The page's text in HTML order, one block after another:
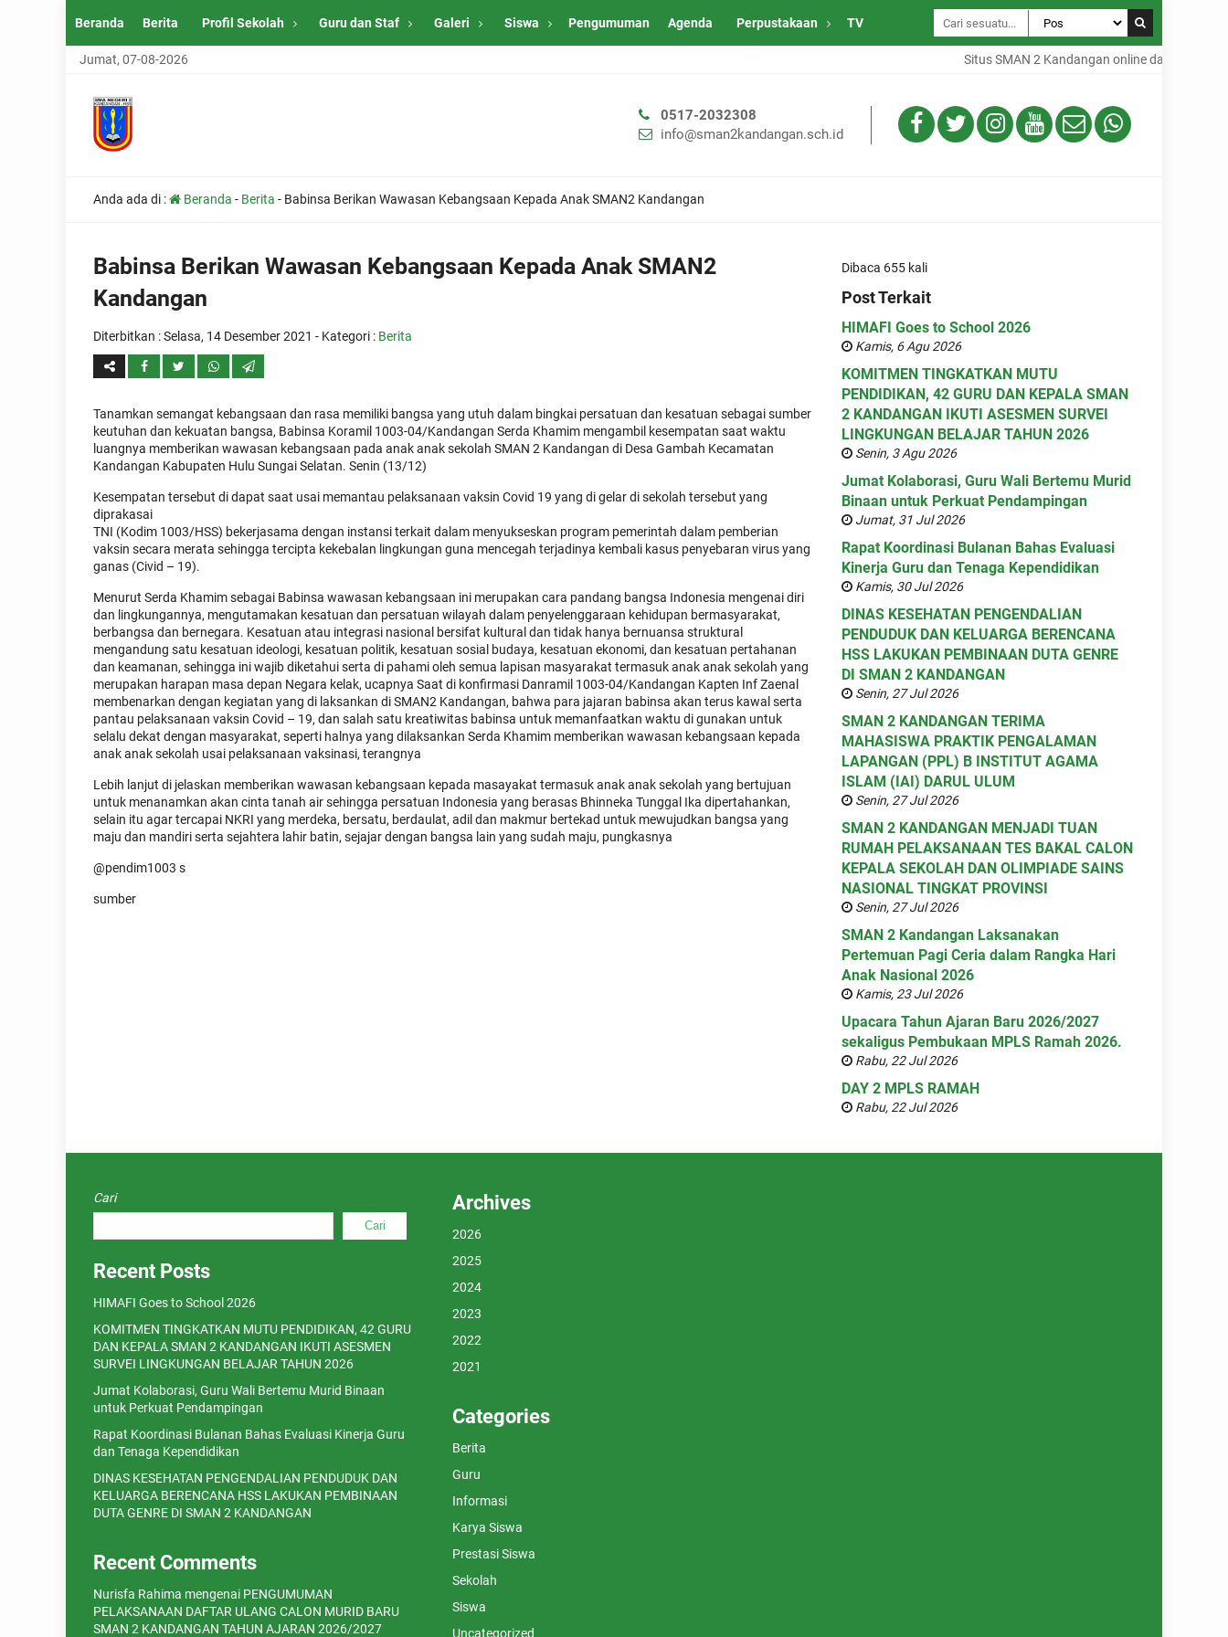
Beranda Berita Profil Sekolah Guru dan Staf Galeri Siswa Pengumuman Agenda Perpustakaan TV
Jumat, 07-08-2026 Situs SMAN 2 Kandangan online dari Desa
0517-2032308
info@sman2kandangan.sch.id
Anda ada di : Beranda - Berita - Babinsa Berikan Wawasan Kebangsaan Kepada Anak SMAN2 Kandangan
Babinsa Berikan Wawasan Kebangsaan Kepada Anak SMAN2
Kandangan
Diterbitkan :Selasa, 14 Desember 2021 - Kategori : Berita
Tanamkan semangat kebangsaan dan rasa memiliki bangsa yang utuh dalam bingkai persatuan dan kesatuan sebagai sumber
keutuhan dan kekuatan bangsa, Babinsa Koramil 1003-04/Kandangan Serda Khamim mengambil kesempatan saat waktu
luangnya memberikan wawasan kebangsaan pada anak anak sekolah SMAN 2 Kandangan di Desa Gambah Kecamatan
Kandangan Kabupaten Hulu Sungai Selatan. Senin (13/12)
Kesempatan tersebut di dapat saat usai memantau pelaksanaan vaksin Covid 19 yang di gelar di sekolah tersebut yang
diprakasai
TNI (Kodim 1003/HSS) bekerjasama dengan instansi terkait dalam menyukseskan program pemerintah dalam pemberian
vaksin secara merata sehingga tercipta kekebalan lingkungan guna mencegah terjadinya kembali kasus penyebaran virus yang
ganas (Civid – 19).
Menurut Serda Khamim sebagai Babinsa wawasan kebangsaan ini merupakan cara pandang bangsa Indonesia mengenai diri
dan lingkungannya, mengutamakan kesatuan dan persatuan wilayah dalam penyelenggaraan kehidupan bermasyarakat,
berbangsa dan bernegara. Kesatuan atau integrasi nasional bersifat kultural dan tidak hanya bernuansa struktural
mengandung satu kesatuan ideologi, kesatuan politik, kesatuan sosial budaya, kesatuan ekonomi, dan kesatuan pertahanan
dan keamanan, sehingga ini wajib diketahui serta di pahami oleh semua lapisan masyarakat termasuk anak anak sekolah yang
merupakan harapan masa depan Negara kelak, ucapnya Saat di konfirmasi Danramil 1003-04/Kandangan Kapten Inf Zaenal
membenarkan dengan kegiatan yang di laksankan di SMAN2 Kandangan, bahwa para jajaran babinsa akan terus kawal serta
pantau pelaksanaan vaksin Covid – 19, dan salah satu kreatiwitas babinsa untuk memanfaatkan waktu di gunakan untuk
selalu dekat dengan masyarakat, seperti halnya yang dilaksankan Serda Khamim memberikan wawasan kebangsaan kepada
anak anak sekolah usai pelaksanaan vaksinasi, terangnya
Lebih lanjut di jelaskan memberikan wawasan kebangsaan kepada masayakat termasuk anak anak sekolah yang bertujuan
untuk menanamkan akan cinta tanah air sehingga persatuan Indonesia yang berasas Bhinneka Tunggal Ika dipertahankan,
selain itu agar tercapai NKRI yang merdeka, bersatu, berdaulat, adil dan makmur bertekad untuk mewujudkan bangsa yang
maju dan mandiri serta sejahtera lahir batin, sejajar dengan bangsa lain yang sudah maju, pungkasnya
@pendim1003 s
sumber
Dibaca 655 kali
Post Terkait
HIMAFI Goes to School 2026
Kamis, 6 Agu 2026
KOMITMEN TINGKATKAN MUTU
PENDIDIKAN, 42 GURU DAN KEPALA SMAN
2 KANDANGAN IKUTI ASESMEN SURVEI
LINGKUNGAN BELAJAR TAHUN 2026
Senin, 3 Agu 2026
Jumat Kolaborasi, Guru Wali Bertemu Murid
Binaan untuk Perkuat Pendampingan
Jumat, 31 Jul 2026
Rapat Koordinasi Bulanan Bahas Evaluasi
Kinerja Guru dan Tenaga Kependidikan
Kamis, 30 Jul 2026
DINAS KESEHATAN PENGENDALIAN
PENDUDUK DAN KELUARGA BERENCANA
HSS LAKUKAN PEMBINAAN DUTA GENRE
DI SMAN 2 KANDANGAN
Senin, 27 Jul 2026
SMAN 2 KANDANGAN TERIMA
MAHASISWA PRAKTIK PENGALAMAN
LAPANGAN (PPL) B INSTITUT AGAMA
ISLAM (IAI) DARUL ULUM
Senin, 27 Jul 2026
SMAN 2 KANDANGAN MENJADI TUAN
RUMAH PELAKSANAAN TES BAKAL CALON
KEPALA SEKOLAH DAN OLIMPIADE SAINS
NASIONAL TINGKAT PROVINSI
Senin, 27 Jul 2026
SMAN 2 Kandangan Laksanakan
Pertemuan Pagi Ceria dalam Rangka Hari
Anak Nasional 2026
Kamis, 23 Jul 2026
Upacara Tahun Ajaran Baru 2026/2027
sekaligus Pembukaan MPLS Ramah 2026.
Rabu, 22 Jul 2026
DAY 2 MPLS RAMAH
Rabu, 22 Jul 2026
Cari
Cari
Recent Posts
HIMAFI Goes to School 2026
KOMITMEN TINGKATKAN MUTU PENDIDIKAN, 42 GURU
DAN KEPALA SMAN 2 KANDANGAN IKUTI ASESMEN
SURVEI LINGKUNGAN BELAJAR TAHUN 2026
Jumat Kolaborasi, Guru Wali Bertemu Murid Binaan
untuk Perkuat Pendampingan
Rapat Koordinasi Bulanan Bahas Evaluasi Kinerja Guru
dan Tenaga Kependidikan
DINAS KESEHATAN PENGENDALIAN PENDUDUK DAN
KELUARGA BERENCANA HSS LAKUKAN PEMBINAAN
DUTA GENRE DI SMAN 2 KANDANGAN
Recent Comments
Nurisfa Rahima mengenai PENGUMUMAN
PELAKSANAAN DAFTAR ULANG CALON MURID BARU
SMAN 2 KANDANGAN TAHUN AJARAN 2026/2027
Archives
2026
2025
2024
2023
2022
2021
Categories
Berita
Guru
Informasi
Karya Siswa
Prestasi Siswa
Sekolah
Siswa
Uncategorized